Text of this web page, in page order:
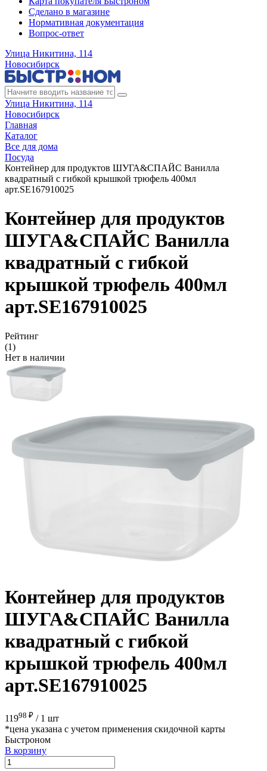
Сделано в магазине
Нормативная документация
Вопрос-ответ
Улица Никитина, 114
Новосибирск
Улица Никитина, 114
Новосибирск
Главная
Каталог
Все для дома
Посуда
Контейнер для продуктов ШУГА&СПАЙС Ванилла
квадратный с гибкой крышкой трюфель 400мл
арт.SE167910025
Контейнер для продуктов
ШУГА&СПАЙС Ванилла
квадратный с гибкой
крышкой трюфель 400мл
арт.SE167910025
Рейтинг
(1)
Нет в наличии
Контейнер для продуктов
ШУГА&СПАЙС Ванилла
квадратный с гибкой
крышкой трюфель 400мл
арт.SE167910025
11998 ₽ / 1 шт
*цена указана с учетом применения скидочной карты
Быстроном
В корзину